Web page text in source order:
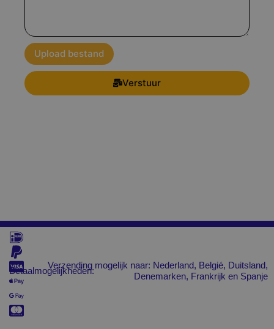
Upload bestand
Verstuur
Betaalmogelijkheden:
Verzending mogelijk naar: Nederland, Belgié, Duitsland,
Denemarken, Frankrijk en Spanje